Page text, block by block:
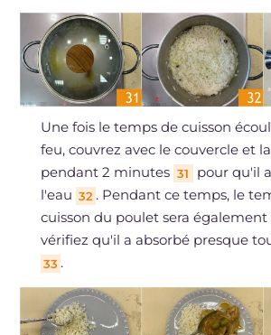
Une fois le temps de cuisson
feu, couvrez avec le couvercle et
pendant 2 minutes 31
pour qu'il
l'eau 32 . Pendant ce temps, le
cuisson du poulet sera également
vérifiez qu'il a absorbé presque
33 .